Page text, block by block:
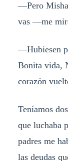
—Pero Misha
vas —me
—Hubiesen
Bonita vida,
corazón
Teníamos
que luchaba
padres me
las deudas